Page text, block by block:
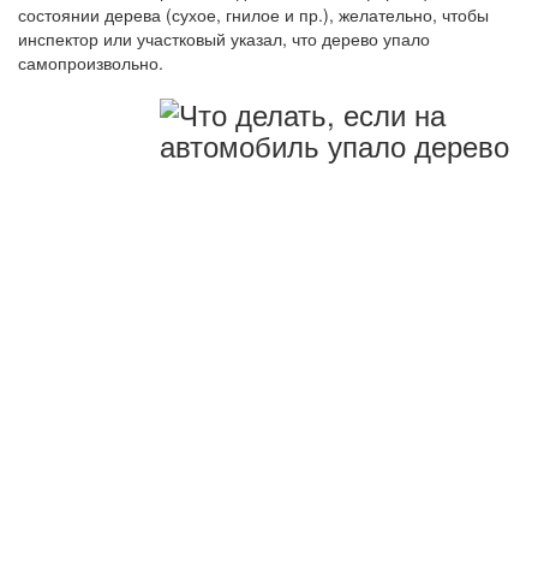
состоянии дерева (сухое, гнилое и пр.), желательно, чтобы
инспектор или участковый указал, что дерево упало
самопроизвольно.